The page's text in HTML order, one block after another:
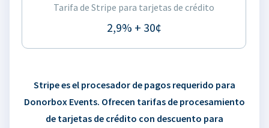
Tarifa de Stripe para tarjetas de crédito
2,9% + 30¢
Stripe es el procesador de pagos requerido para
Donorbox Events. Ofrecen tarifas de procesamiento
de tarjetas de crédito con descuento para